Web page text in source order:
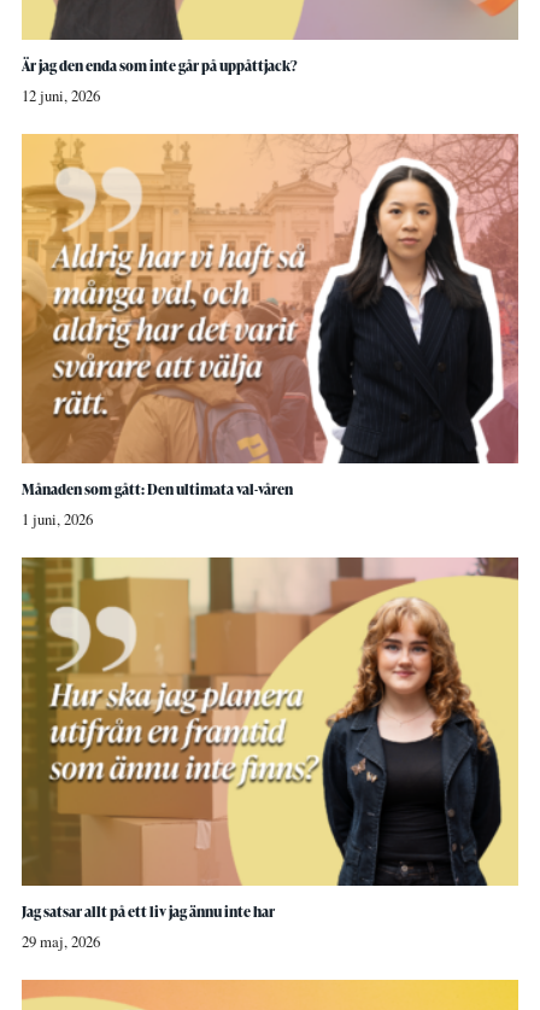
Är jag den enda som inte går på uppåttjack?
12 juni, 2026
Månaden som gått: Den ultimata val-våren
1 juni, 2026
Jag satsar allt på ett liv jag ännu inte har
29 maj, 2026